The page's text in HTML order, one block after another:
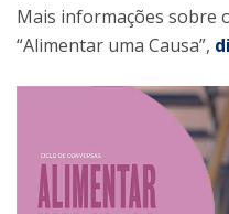
Mais informações sobre
“Alimentar uma Causa”,